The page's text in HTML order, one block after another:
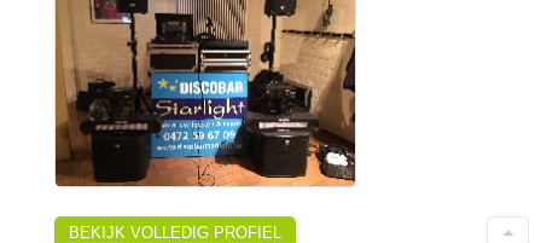
BEKIJK VOLLEDIG PROFIEL